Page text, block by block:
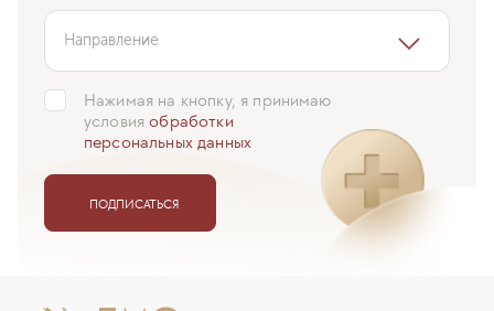
Направление
Нажимая на кнопку, я принимаю
условияобработки
персональных данных
ПОДПИСАТЬСЯ